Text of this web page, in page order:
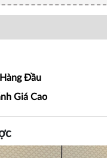
Đầu
Giá Cao